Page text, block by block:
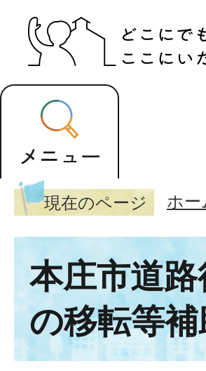
現在のページ ホー
本庄市道
の移転等